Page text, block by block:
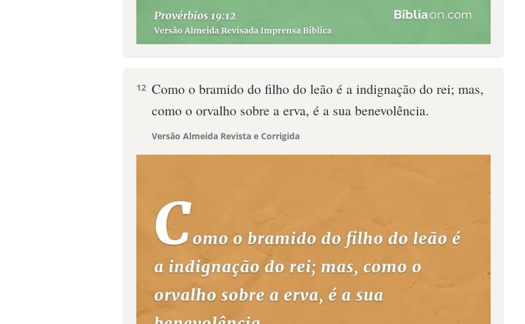
12 Como o bramido do filho do leão é a indignação do rei; mas,
como o orvalho sobre a erva, é a sua benevolência.
Versão Almeida Revista e Corrigida